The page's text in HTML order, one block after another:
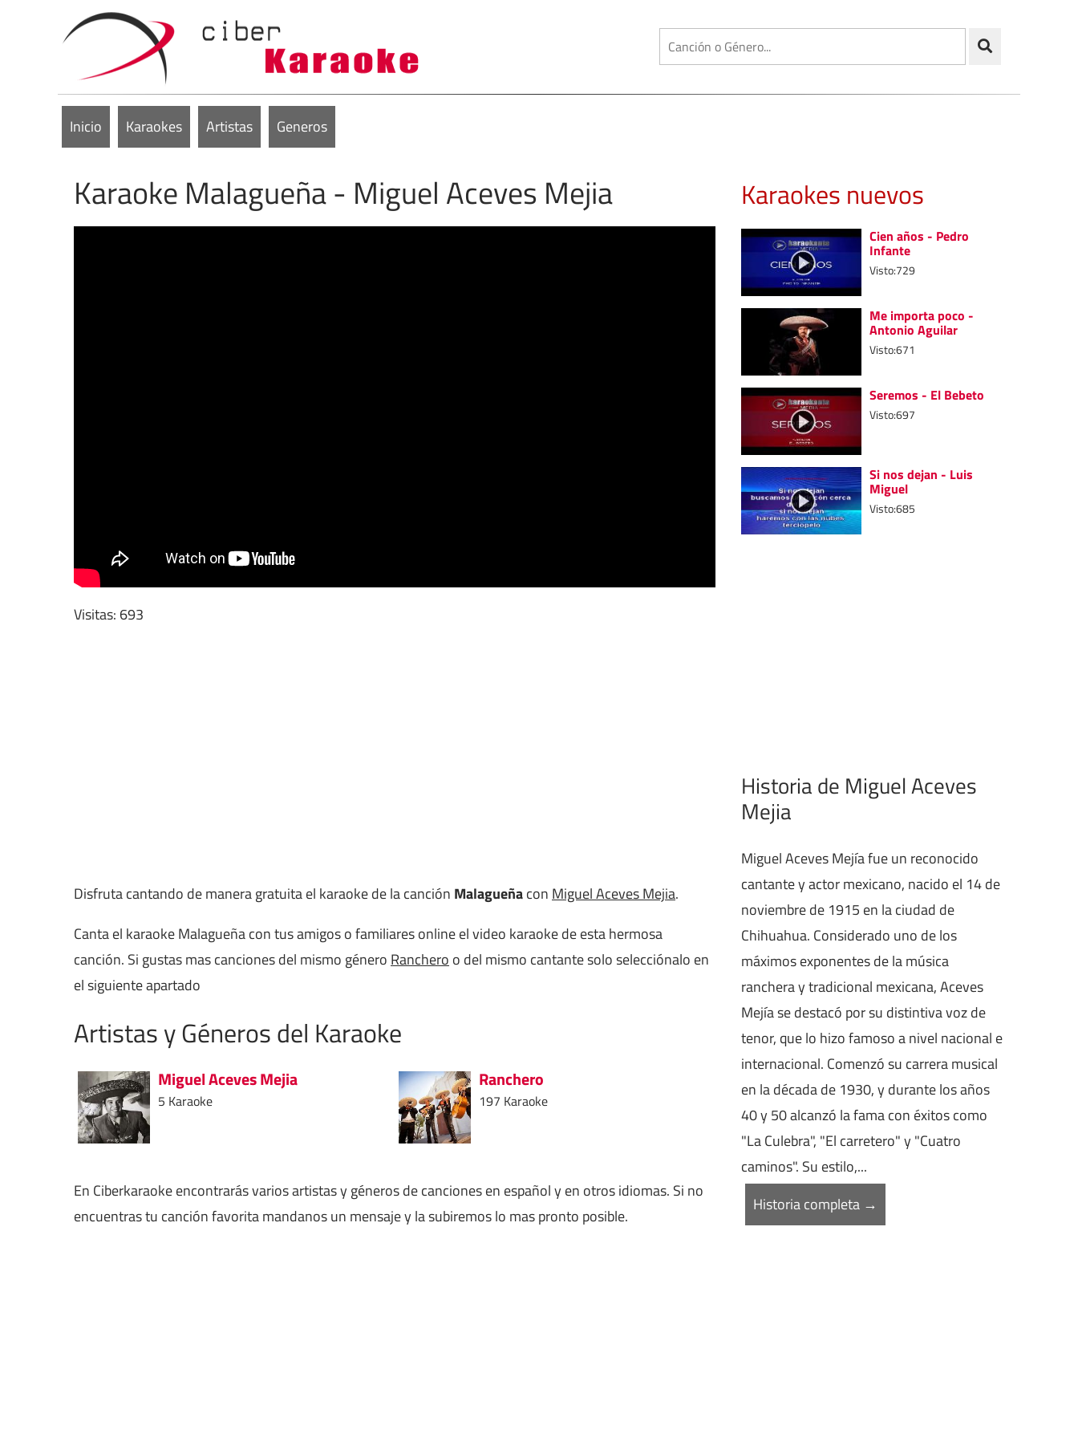
Inicio Karaokes Artistas Generos
Karaoke Malagueña - Miguel Aceves Mejia
Visitas: 693
Disfruta cantando de manera gratuita el karaoke de la canción Malagueñacon Miguel Aceves Mejia.
Canta el karaoke Malagueña con tus amigos o familiares online el video karaoke de esta hermosa
canción. Si gustas mas canciones del mismo género Ranchero o del mismo cantante solo selecciónalo en
el siguiente apartado
Artistas y Géneros del Karaoke
Miguel Aceves Mejia
5 Karaoke
Ranchero
197 Karaoke
En Ciberkaraoke encontrarás varios artistas y géneros de canciones en español y en otros idiomas. Si no
encuentras tu canción favorita mandanos un mensaje y la subiremos lo mas pronto posible.
Karaokes nuevos
Cien años - Pedro
Infante
Visto:729
Me importa poco -
Antonio Aguilar
Visto:671
Seremos - El Bebeto
Visto:697
Si nos dejan - Luis
Miguel
Visto:685
Historia de Miguel Aceves
Mejia
Miguel Aceves Mejía fue un reconocido
cantante y actor mexicano, nacido el 14 de
noviembre de 1915 en la ciudad de
Chihuahua. Considerado uno de los
máximos exponentes de la música
ranchera y tradicional mexicana, Aceves
Mejía se destacó por su distintiva voz de
tenor, que lo hizo famoso a nivel nacional e
internacional. Comenzó su carrera musical
en la década de 1930, y durante los años
40 y 50 alcanzó la fama con éxitos como
"La Culebra", "El carretero" y "Cuatro
caminos". Su estilo,...
Historia completa →